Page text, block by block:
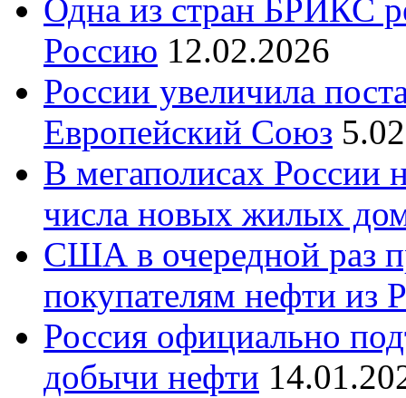
Одна из стран БРИКС
Россию 12.02.2026
России увеличила
Европейский Союз
В мегаполисах России
числа новых жилых
США в очередной раз
покупателям нефти из
Россия официально
добычи нефти